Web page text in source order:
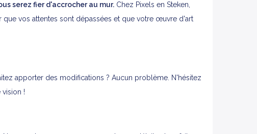
serez fier d'accrocher au mur. Chez Pixels en Steken,
vos attentes sont dépassées et que votre œuvre d'art
apporter des modifications ? Aucun problème. N'hésitez
!